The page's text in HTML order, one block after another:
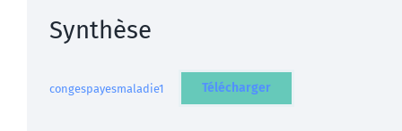
Synthèse
congespayesmaladie1 Télécharger